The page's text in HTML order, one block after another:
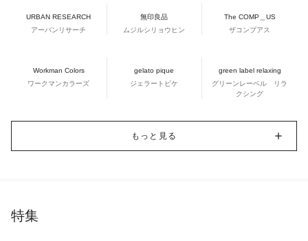
URBAN RESEARCH
アーバンリサーチ
無印良品
ムジルシリョウヒン
The COMP＿US
ザコンプアス
Workman Colors
ワークマンカラーズ
gelato pique
ジェラートピケ
green label relaxing
グリーンレーベル リラ
クシング
もっと見る
特集